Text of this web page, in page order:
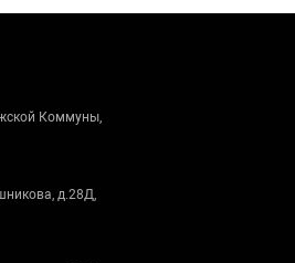
Коммуны,
д.28Д,